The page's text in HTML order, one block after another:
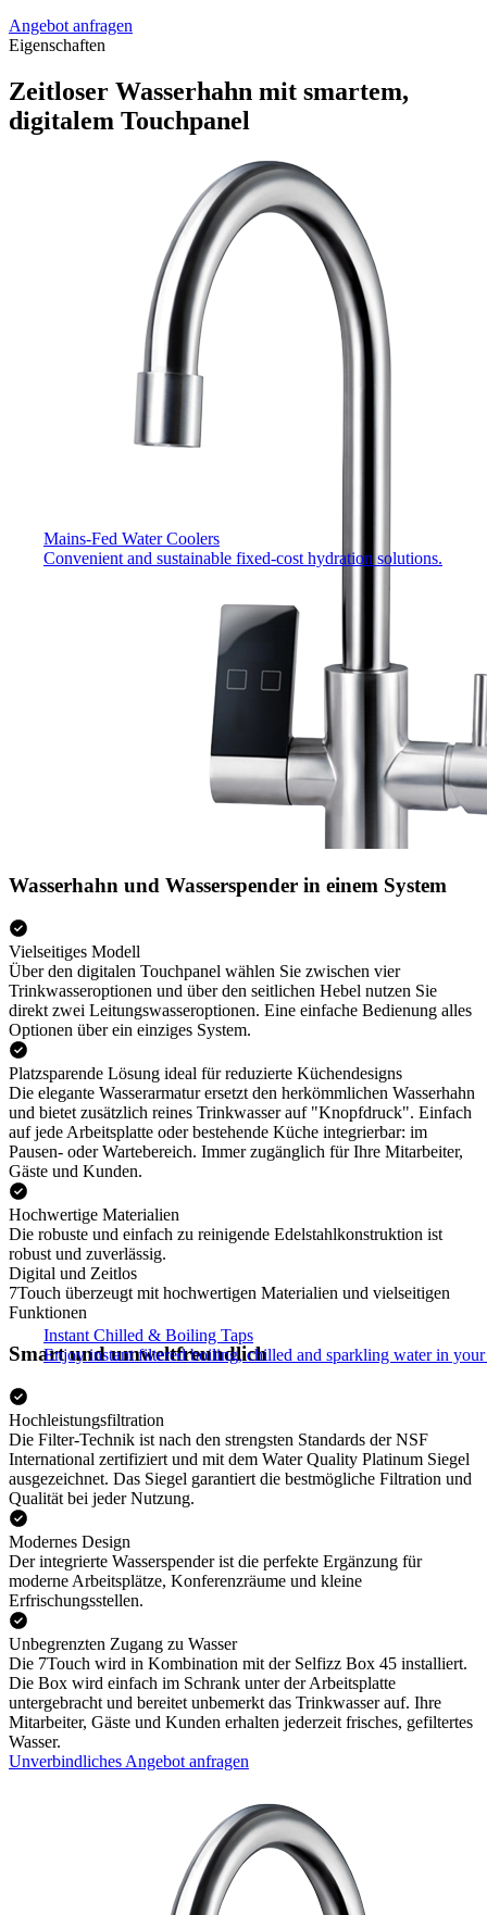
Mains-Fed Water Coolers​
Convenient and sustainable fixed-cost hydration solutions.
Instant Chilled & Boiling Taps
Enjoy instant filtered boiling, chilled and sparkling water in
Angebot anfragen
Eigenschaften
Zeitloser Wasserhahn mit smartem,
digitalem Touchpanel
Wasserhahn und Wasserspender in einem System
Vielseitiges Modell
Über den digitalen Touchpanel wählen Sie zwischen vier
Trinkwasseroptionen und über den seitlichen Hebel nutzen Sie
direkt zwei Leitungswasseroptionen. Eine einfache Bedienung alles
Optionen über ein einziges System.
Platzsparende Lösung ideal für reduzierte Küchendesigns
Die elegante Wasserarmatur ersetzt den herkömmlichen Wasserhahn
und bietet zusätzlich reines Trinkwasser auf "Knopfdruck". Einfach
auf jede Arbeitsplatte oder bestehende Küche integrierbar: im
Pausen- oder Wartebereich. Immer zugänglich für Ihre Mitarbeiter,
Gäste und Kunden.
Hochwertige Materialien
Die robuste und einfach zu reinigende Edelstahlkonstruktion ist
robust und zuverlässig.
Digital und Zeitlos
7Touch überzeugt mit hochwertigen Materialien und vielseitigen
Funktionen
Smart und umweltfreundlich
Hochleistungsfiltration
Die Filter-Technik ist nach den strengsten Standards der NSF
International zertifiziert und mit dem Water Quality Platinum Siegel
ausgezeichnet. Das Siegel garantiert die bestmögliche Filtration und
Qualität bei jeder Nutzung.
Modernes Design
Der integrierte Wasserspender ist die perfekte Ergänzung für
moderne Arbeitsplätze, Konferenzräume und kleine
Erfrischungsstellen.
Unbegrenzten Zugang zu Wasser
Die 7Touch wird in Kombination mit der Selfizz Box 45 installiert.
Die Box wird einfach im Schrank unter der Arbeitsplatte
untergebracht und bereitet unbemerkt das Trinkwasser auf. Ihre
Mitarbeiter, Gäste und Kunden erhalten jederzeit frisches, gefiltertes
Wasser.
Unverbindliches Angebot anfragen